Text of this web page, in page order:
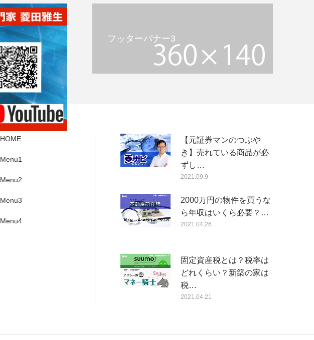
フッターバナー3
HOME
Menu1
Menu2
Menu3
Menu4
【元証券マンのつぶや
き】売れている商品が必
ずし…
2021.09.9
2000万円の物件を買うな
ら年収はいくら必要？…
2021.04.26
固定資産税とは？税率は
どれくらい？新築の家は
税…
2021.04.21